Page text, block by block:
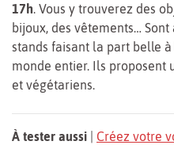
17h. Vous y trouverez des
bijoux, des vêtements…
stands faisant la part belle
monde entier. Ils proposent
et végétariens.
À tester aussi
Créez votre